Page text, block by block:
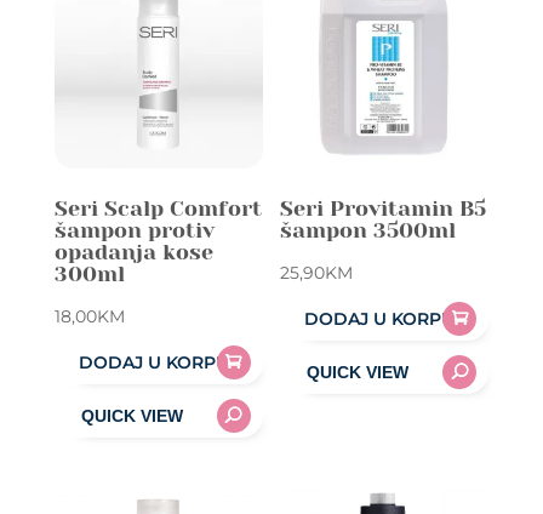
Seri Scalp Comfort
šampon protiv
opadanja kose
300ml
18,00KM
DODAJ U KORPU
Seri Provitamin B5
šampon 3500ml
25,90KM
DODAJ U KORPU